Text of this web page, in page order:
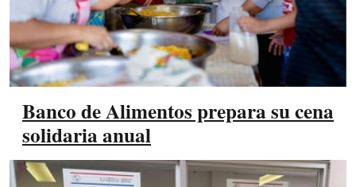
Banco de Alimentos prepara su cena
solidaria anual